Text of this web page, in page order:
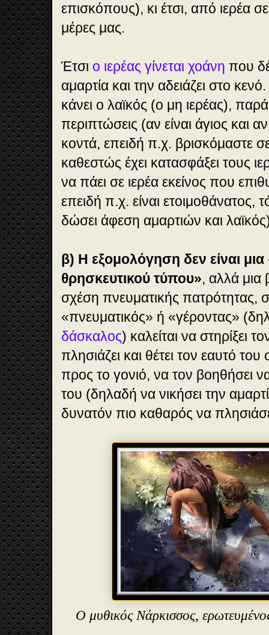
επισκόπους), κι έτσι, από ιερέα
μέρες μας.
Έτσι ο ιερέας γίνεται χοάνη που
αμαρτία και την αδειάζει στο
κάνει ο λαϊκός (ο μη ιερέας), παρά
περιπτώσεις (αν είναι άγιος και
κοντά, επειδή π.χ. βρισκόμαστε
καθεστώς έχει κατασφάξει τους
να πάει σε ιερέα εκείνος που
επειδή π.χ. είναι
δώσει άφεση αμαρτιών και
β) Η εξομολόγηση δεν είναι
θρησκευτικού τύπου», αλλά μια
σχέση πνευματικής πατρότητας,
«πνευματικός» ή «γέροντας»
δάσκαλος) καλείται να στηρίξει
πλησιάζει και θέτει τον εαυτό
προς το γονιό, να τον βοηθήσει
του (δηλαδή να νικήσει την
δυνατόν πιο καθαρός να
Ο μυθικός Νάρκισσος,